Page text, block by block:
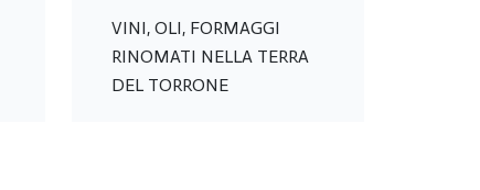
VINI, OLI, FORMAGGI
RINOMATI NELLA TERRA
DEL TORRONE